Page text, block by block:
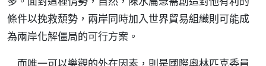
條件以挽救頹勢，兩岸同時加入世界貿易組織則可能成
為兩岸化解僵局的可行方案。